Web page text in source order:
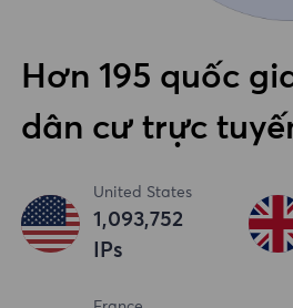
Hơn 195 quốc
dân cư trực
United States
1,093,753
IPs